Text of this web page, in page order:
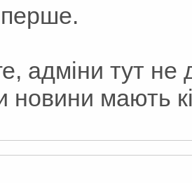
адміни тут
новини мають